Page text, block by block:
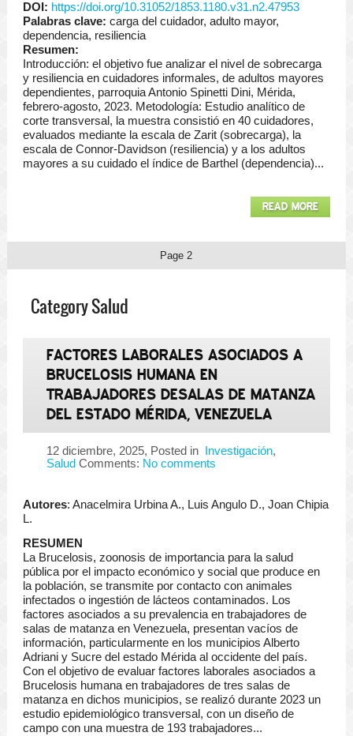
DOI: https://doi.org/10.31052/1853.1180.v31.n2.47953
Palabras clave: carga del cuidador, adulto mayor,
dependencia, resiliencia
Resumen:
Introducción: el objetivo fue analizar el nivel de sobrecarga
y resiliencia en cuidadores informales, de adultos mayores
dependientes, parroquia Antonio Spinetti Dini, Mérida,
febrero-agosto, 2023. Metodología: Estudio analítico de
corte transversal, la muestra consistió en 40 cuidadores,
evaluados mediante la escala de Zarit (sobrecarga), la
escala de Connor-Davidson (resiliencia) y a los adultos
mayores a su cuidado el índice de Barthel (dependencia)...
READ MORE
Page 2
Category Salud
FACTORES LABORALES ASOCIADOS A
BRUCELOSIS HUMANA EN
TRABAJADORES DESALAS DE MATANZA
DEL ESTADO MÉRIDA, VENEZUELA
12 diciembre, 2025, Posted in Investigación,
Salud Comments: No comments
Autores: Anacelmira Urbina A., Luis Angulo D., Joan Chipia
L.
RESUMEN
La Brucelosis, zoonosis de importancia para la salud
pública por el impacto económico y social que produce en
la población, se transmite por contacto con animales
infectados o ingestión de lácteos contaminados. Los
factores asociados a su prevalencia en trabajadores de
salas de matanza en Venezuela, presentan vacíos de
información, particularmente en los municipios Alberto
Adriani y Sucre del estado Mérida al occidente del país.
Con el objetivo de evaluar factores laborales asociados a
Brucelosis humana en trabajadores de tres salas de
matanza en dichos municipios, se realizó durante 2023 un
estudio epidemiológico transversal, con un diseño de
campo con una muestra de 193 trabajadores...